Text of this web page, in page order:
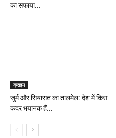
का सफाया...
क्राइम
जुर्म और सियासत का तालमेल: देश में किस
कदर भयानक हैं...